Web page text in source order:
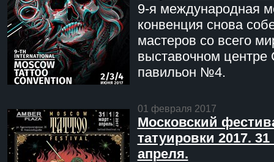
9-я международная
конвенция снова
мастеров со всего
выставочном центре
павильон №4.
01 февраля 2017
Московский
татуировки 2017. 31
апреля.